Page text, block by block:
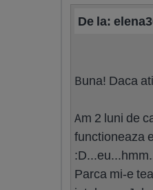
De la:
Buna! Daca
Am 2 luni de
functioneaza
Parca mi-e